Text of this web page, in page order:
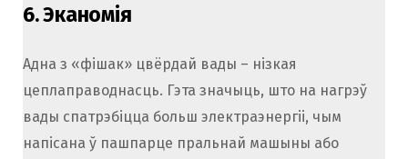
6.Эканомія
Адна з «фішак» цвёрдай вады – нізкая
цеплаправоднасць. Гэта значыць, што на нагрэў
вады спатрэбіцца больш электраэнергіі, чым
напісана ў пашпарце пральнай машыны або